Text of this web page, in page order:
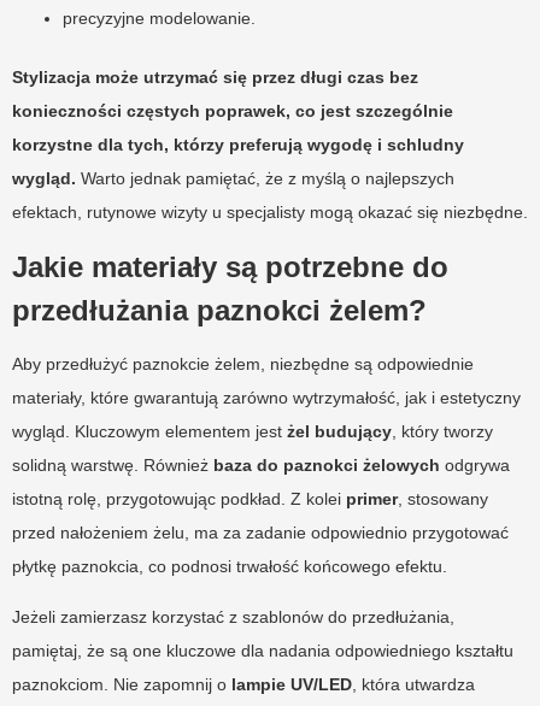
precyzyjne modelowanie.
Stylizacja może utrzymać się przez długi czas bez
konieczności częstych poprawek, co jest szczególnie
korzystne dla tych, którzy preferują wygodę i schludny
wygląd. Warto jednak pamiętać, że z myślą o najlepszych
efektach, rutynowe wizyty u specjalisty mogą okazać się niezbędne.
Jakie materiały są potrzebne do
przedłużania paznokci żelem?
Aby przedłużyć paznokcie żelem, niezbędne są odpowiednie
materiały, które gwarantują zarówno wytrzymałość, jak i estetyczny
wygląd. Kluczowym elementem jest żel budujący , który tworzy
solidną warstwę. Również baza do paznokci żelowych odgrywa
istotną rolę, przygotowując podkład. Z kolei primer, stosowany
przed nałożeniem żelu, ma za zadanie odpowiednio przygotować
płytkę paznokcia, co podnosi trwałość końcowego efektu.
Jeżeli zamierzasz korzystać z szablonów do przedłużania,
pamiętaj, że są one kluczowe dla nadania odpowiedniego kształtu
paznokciom. Nie zapomnij o lampie UV/LED , która utwardza